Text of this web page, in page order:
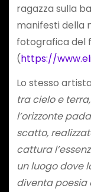
ragazza sulla
manifesti della
fotografica del
(https://
Lo stesso
tra cielo e
l’orizzonte
scatto,
cattura
un luogo dove
diventa poesia